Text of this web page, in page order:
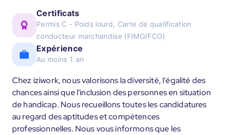
Certificats
Permis C - Poids lourd, Carte de qualification
conducteur marchandise (FIMO/FCO)
Expérience
Au moins 1 an
Chez iziwork, nous valorisons la diversité, l'égalité des
chances ainsi que l'inclusion des personnes en situation
de handicap. Nous recueillons toutes les candidatures
au regard des aptitudes et compétences
professionnelles. Nous vous informons que les